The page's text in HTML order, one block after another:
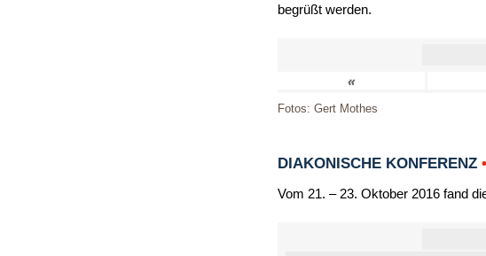
begrüßt werden.
«
Fotos: Gert Mothes
DIAKONISCHE KONFERENZ •
Vom 21. – 23. Oktober 2016 fand